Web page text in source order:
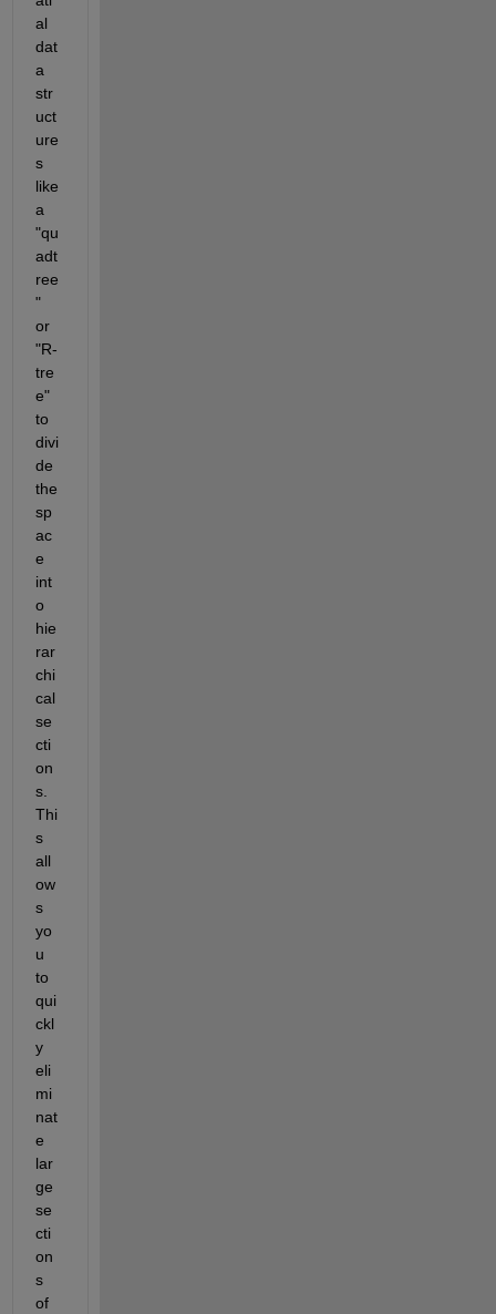
al
dat
a
str
uct
ure
s
like
a
"qu
adt
ree
"
or
"R-
tre
e"
to
divi
de
the
sp
ac
e
int
o
hie
rar
chi
cal
se
cti
on
s.
Thi
s
all
ow
s
yo
u
to
qui
ckl
y
eli
mi
nat
e
lar
ge
se
cti
on
s
of